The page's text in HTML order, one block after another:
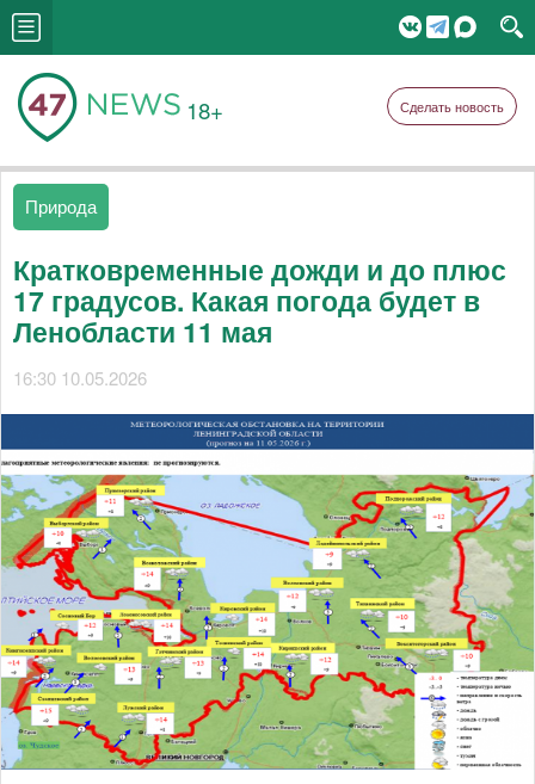
18+ Сделать новость
Природа
Кратковременные дожди и до плюс
17 градусов. Какая погода будет в
Ленобласти 11 мая
16:30 10.05.2026